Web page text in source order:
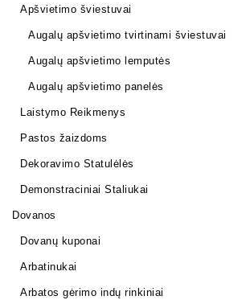
Apšvietimo šviestuvai
Augalų apšvietimo tvirtinami šviestuvai
Augalų apšvietimo lemputės
Augalų apšvietimo panelės
Laistymo Reikmenys
Pastos žaizdoms
Dekoravimo Statulėlės
Demonstraciniai Staliukai
Dovanos
Dovanų kuponai
Arbatinukai
Arbatos gėrimo indų rinkiniai